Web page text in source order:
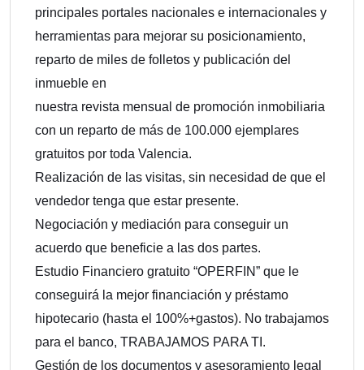
principales portales nacionales e internacionales y
herramientas para mejorar su posicionamiento,
reparto de miles de folletos y publicación del
inmueble en
nuestra revista mensual de promoción inmobiliaria
con un reparto de más de 100.000 ejemplares
gratuitos por toda Valencia.
Realización de las visitas, sin necesidad de que el
vendedor tenga que estar presente.
Negociación y mediación para conseguir un
acuerdo que beneficie a las dos partes.
Estudio Financiero gratuito “OPERFIN” que le
conseguirá la mejor financiación y préstamo
hipotecario (hasta el 100%+gastos). No trabajamos
para el banco, TRABAJAMOS PARA TI.
Gestión de los documentos y asesoramiento legal